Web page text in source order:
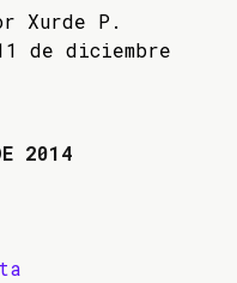
Xurde P.
de diciembre
2014